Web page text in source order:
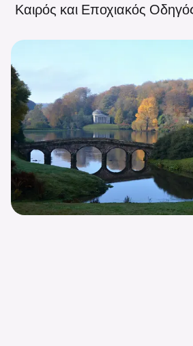
Καιρός και Εποχιακός